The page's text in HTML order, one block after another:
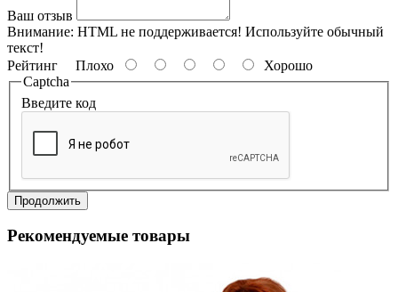
Ваш отзыв
Внимание: HTML не поддерживается! Используйте обычный
текст!
Рейтинг Плохо
Хорошо
Captcha
Введите код
Продолжить
Рекомендуемые товары